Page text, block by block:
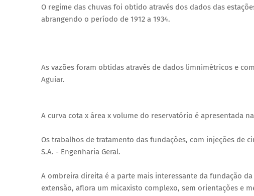
O regime das chuvas foi obtido através dos dados das
abrangendo o período de 1912 a 1934.
As vazões foram obtidas através de dados limnimétricos e
Aguiar.
A curva cota x área x volume do reservatório é apresentada
Os trabalhos de tratamento das fundações, com injeções de
S.A. - Engenharia Geral.
A ombreira direita é a parte mais interessante da fundação
extensão, aflora um micaxisto complexo, sem orientações e